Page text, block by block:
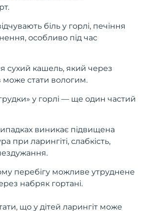
біль у горлі, печіння
особливо під час
сухий кашель, який через
може стати вологим.
у горлі — ще один частий
виникає підвищена
при ларингіті, слабкість,
перебігу можливе утруднене
набряк гортані.
що у дітей ларингіт може